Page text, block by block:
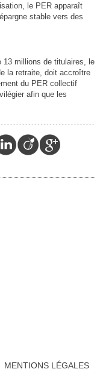
le PER apparaît
stable vers des
13 millions de titulaires, le
la retraite, doit accroître
du PER collectif
afin que les
MENTIONS LÉGALES